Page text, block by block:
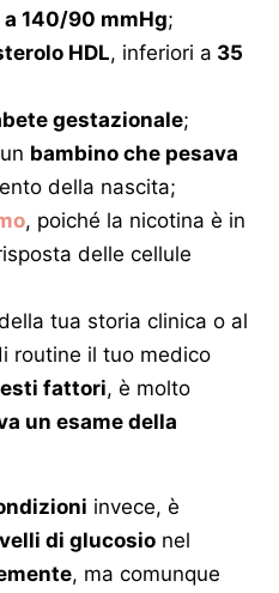
140/90 mmHg;
HDL, inferiori a 35
gestazionale;
bambino che pesava
della nascita;
, poiché la nicotina è in
delle cellule
tua storia clinica o al
routine il tuo medico
fattori, è molto
un esame della
invece, è
di glucosio nel
, ma comunque